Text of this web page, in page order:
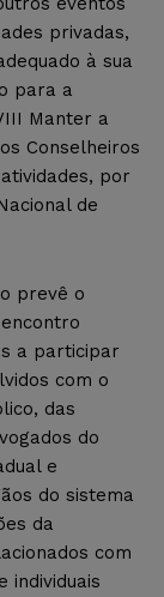
privadas,
à sua
para a
Manter a
Conselheiros
por
de
prevê o
a participar
com o
das
do
e
do sistema
da
com
individuais